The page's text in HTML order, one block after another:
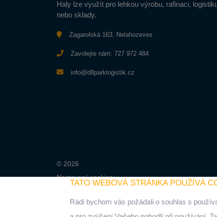
Haly lze využít pro lehkou výrobu, rafinaci,
nebo sklady.
Zagarolská 163, Nelahozeves
Zavolejte nám: 727 972 484
info@d8parklogistik.cz
© 2026
Nastavení cookies
TATO WEBOVÁ STRÁNKA POUŽÍVÁ
Rádi bychom vás požádali o souhlas s